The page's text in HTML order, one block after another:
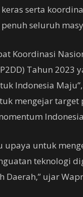
serta
seluruh
Koordinasi
Tahun 2023
Indonesia
mengejar
upaya untuk
teknologi
Daerah,” ujar